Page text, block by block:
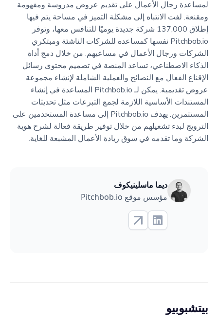
لمساعدة رجال الأعمال على تقديم عروض مدروسة ومفهومة
ومقنعة. لفت الانتباه إلى مشكلة التميز في مساحة يتم فيها
إطلاق 137,000 شركة جديدة يوميًا للتنافس معها، وتوفر
Pitchbob.io نفسها كمساعدة للشركات الناشئة ومبتكري
الشركات ورجال الأعمال في مساعيهم. من خلال دمج أداة
الذكاء الاصطناعي، تساعد المنصة في تصميم محتوى رسائل
الإقناع الفعال مع النصائح والعملية الشاملة لإنشاء مجموعة
عروض تقديمية. يمكن لـ Pitchbob.io المساعدة في إنشاء
المستندات الأساسية اللازمة لجمع التبرعات مثل تحديثات
المستثمرين. يهدف Pitchbob.io إلى مساعدة المستخدمين على
الترويج لبدء تشغيلهم من خلال توفير طريقة فعالة لشرح هوية
الشركة وما تقدمه في سوق ريادة الأعمال المشبعة للغاية.
ديما ماسلينيكوف
مؤسس موقع Pitchbob.io
بيتشبوبيو